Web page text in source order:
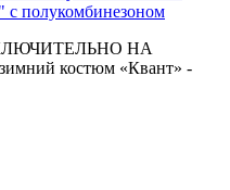
полукомбинезоном
НА
костюм «Квант» -